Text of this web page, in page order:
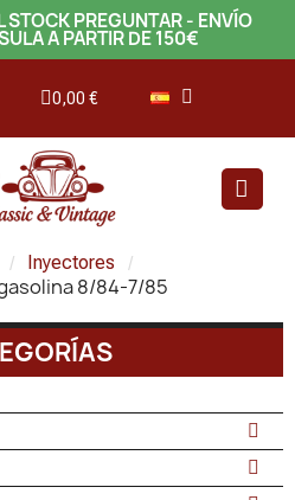
STOCK PREGUNTAR - ENVÍO
A PARTIR DE 150€
0,00 €
Inyectores
8/84-7/85